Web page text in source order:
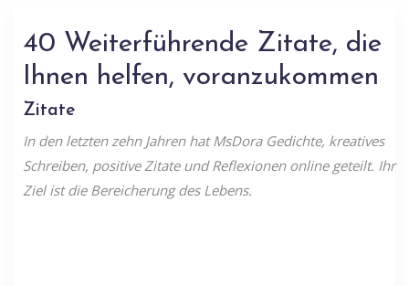
40 Weiterführende Zitate, die
Ihnen helfen, voranzukommen
Zitate
In den letzten zehn Jahren hat MsDora Gedichte, kreatives
Schreiben, positive Zitate und Reflexionen online geteilt. Ihr
Ziel ist die Bereicherung des Lebens.